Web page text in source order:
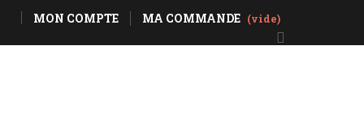
MA COMMANDE (vide)
MON COMPTE